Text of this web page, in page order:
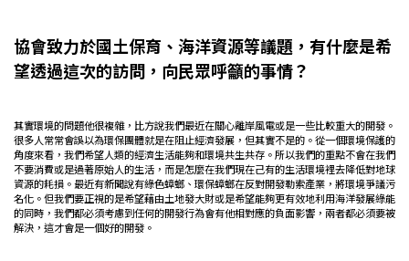
協會致力於國土保育、海洋資源等議題，有什麼是希
望透過這次的訪問，向民眾呼籲的事情？
其實環境的問題他很複雜，比方說我們最近在關心離岸風電或是一些比較重大的開發。
很多人常常會誤以為環保團體就是在阻止經濟發展，但其實不是的。從一個環境保護的
角度來看，我們希望人類的經濟生活能夠和環境共生共存。所以我們的重點不會在我們
不要消費或是過著原始人的生活，而是怎麼在我們現在己有的生活環境裡去降低對地球
資源的耗損。最近有新聞說有綠色蟑螂、環保蟑螂在反對開發勒索產業，將環境爭議污
名化。但我們要正視的是希望藉由土地發大財或是希望能夠更有效地利用海洋發展綠能
的同時，我們都必須考慮到任何的開發行為會有他相對應的負面影響，兩者都必須要被
解決，這才會是一個好的開發。